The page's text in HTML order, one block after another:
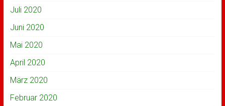
Juli 2020
Juni 2020
Mai 2020
April 2020
März 2020
Februar 2020